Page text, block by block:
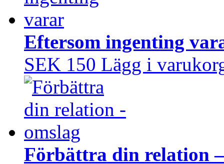
Eftersom ingenting
SEK 150 Lägg i
Förbättra din relation